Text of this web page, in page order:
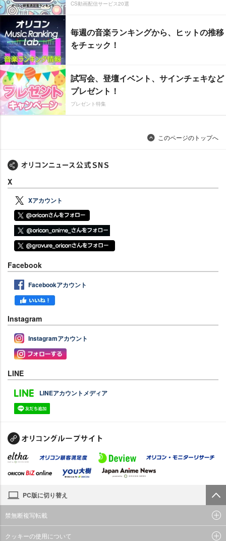
CS動画配信サービス20選
毎週の音楽ランキングから、ヒットの推移
をチェック！
試写会、登壇イベント、サインチェキなど
プレゼント！
プレゼント特集
このページのトップへ
X
Xアカウント
Facebook
Facebookアカウント
Instagram
Instagramアカウント
LINE
LINEアカウントメディア
PC版に切り替え
禁無断複写転載
クッキーの使用について